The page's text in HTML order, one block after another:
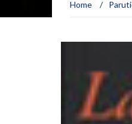
Home /